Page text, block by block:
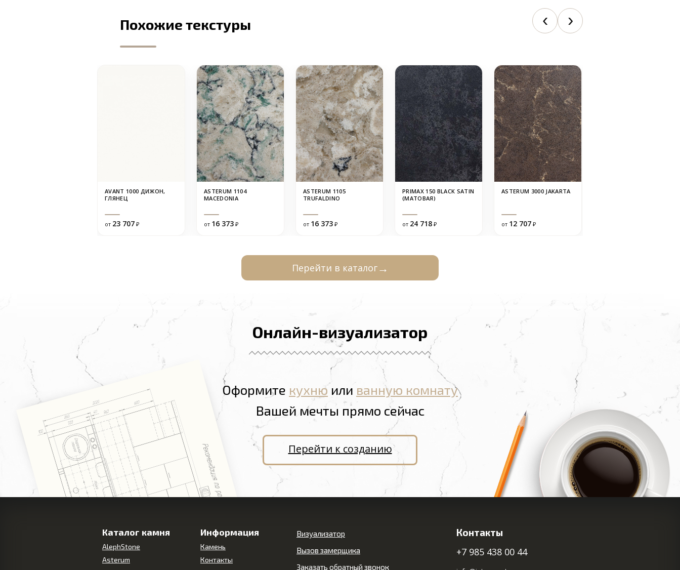
Похожие текстуры
AVANT 1000 ДИЖОН,
ГЛЯНЕЦ
от 23 707 ₽
ASTERUM 1104
MACEDONIA
от 16 373 ₽
ASTERUM 1105
TRUFALDINO
от 16 373 ₽
PRIMAX 150 BLACK SATIN
(МАТОВАЯ)
от 24 718 ₽
ASTERUM 3000 JAKARTA
от 12 707 ₽
Перейти в каталог
Онлайн-визуализатор
Оформите кухню или ванную комнату
Вашей мечты прямо сейчас
Перейти к созданию
Каталог камня
AlephStone
Asterum
Информация
Камень
Контакты
Визуализатор
Вызов замерщика
Заказать обратный звонок
Контакты
+7 985 438 00 44